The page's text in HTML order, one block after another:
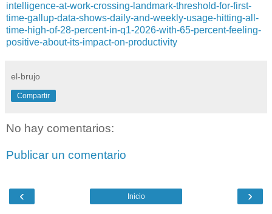
intelligence-at-work-crossing-landmark-threshold-for-first-
time-gallup-data-shows-daily-and-weekly-usage-hitting-all-
time-high-of-28-percent-in-q1-2026-with-65-percent-feeling-
positive-about-its-impact-on-productivity
el-brujo
Compartir
No hay comentarios:
Publicar un comentario
‹ ›
Inicio